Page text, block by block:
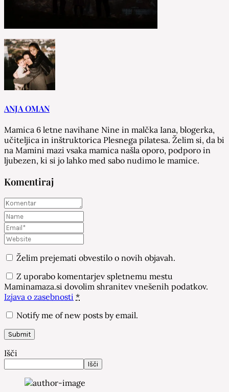
ANJA OMAN
Mamica 6 letne navihane Nine in malčka Iana, blogerka,
učiteljica in inštruktorica Plesnega pilatesa. Želim si, da bi
na Mamini mazi vsaka mamica našla oporo, podporo in
ljubezen, ki si jo lahko med sabo nudimo le mamice.
Komentiraj
Želim prejemati obvestilo o novih objavah.
Z uporabo komentarjev spletnemu mestu
Maminamaza.si dovolim shranitev vnešenih podatkov.
Izjava o zasebnosti *
Notify me of new posts by email.
Išči
Išči